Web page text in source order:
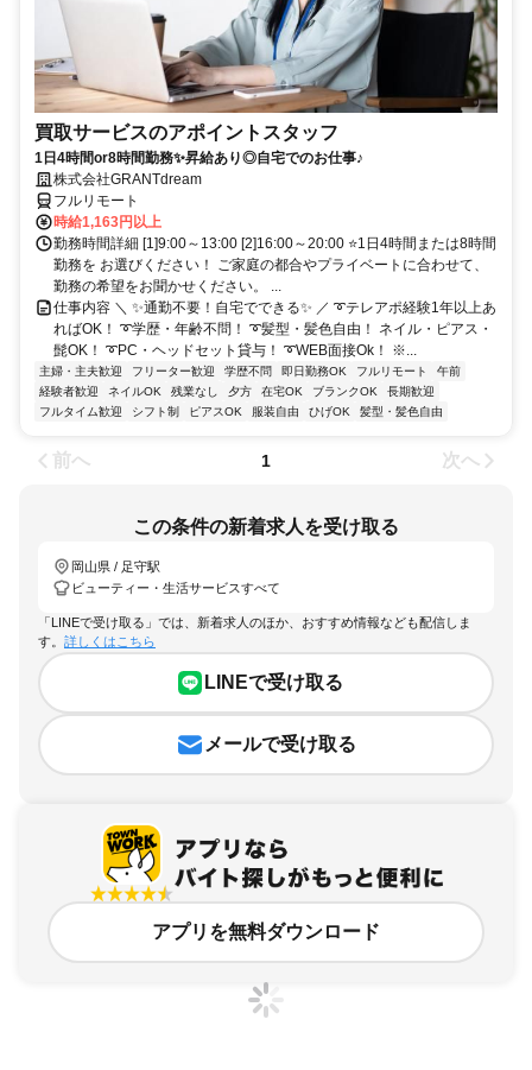
買取サービスのアポイントスタッフ
1日4時間or8時間勤務✨昇給あり◎自宅でのお仕事♪
株式会社GRANTdream
フルリモート
時給1,163円以上
勤務時間詳細 [1]9:00～13:00 [2]16:00～20:00 ⭐1日4時間または8時間
勤務を お選びください！ ご家庭の都合やプライベートに合わせて、
勤務の希望をお聞かせください。 ...
仕事内容 ＼ ✨通勤不要！自宅でできる✨ ／ ➰テレアポ経験1年以上あ
ればOK！ ➰学歴・年齢不問！ ➰髪型・髪色自由！ ネイル・ピアス・
髭OK！ ➰PC・ヘッドセット貸与！ ➰WEB面接Ok！ ※...
主婦・主夫歓迎 フリーター歓迎 学歴不問 即日勤務OK フルリモート
午前
経験者歓迎
ネイルOK 残業なし 夕方 在宅OK ブランクOK
長期歓迎
フルタイム歓迎
シフト制 ピアスOK 服装自由 ひげOK 髪型・髪色自由
前へ 1 次へ
この条件の新着求人を受け取る
岡山県 / 足守駅
ビューティー・生活サービスすべて
「LINEで受け取る」では、新着求人のほか、おすすめ情報なども配信しま
す。 詳しくはこちら
LINEで受け取る
メールで受け取る
アプリを無料ダウンロード